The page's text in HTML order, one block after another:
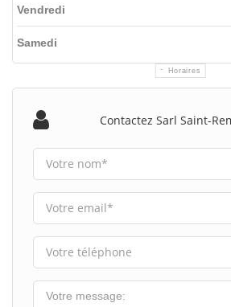
Horaires
Vendredi
Samedi
Contactez Sarl Saint-